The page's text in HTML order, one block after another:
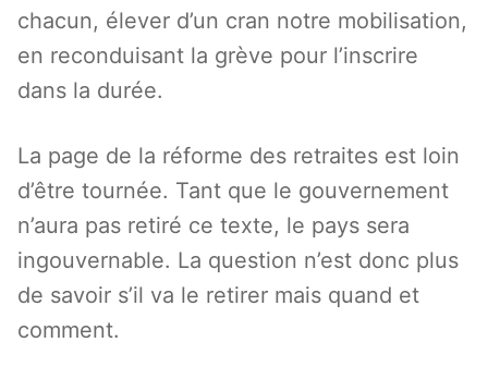
chacun, élever d’un cran notre mobilisation,
en reconduisant la grève pour l’inscrire
dans la durée.
La page de la réforme des retraites est loin
d’être tournée. Tant que le gouvernement
n’aura pas retiré ce texte, le pays sera
ingouvernable. La question n’est donc plus
de savoir s’il va le retirer mais quand et
comment.